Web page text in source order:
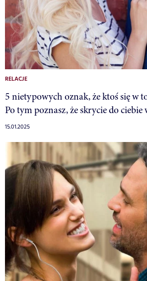
RELACJE
5 nietypowych oznak, że ktoś się w
Po tym poznasz, że skrycie do ciebie
15.01.2025